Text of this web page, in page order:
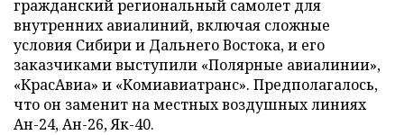
гражданский региональный самолет для
внутренних авиалиний, включая сложные
условия Сибири и Дальнего Востока, и его
заказчиками выступили «Полярные авиалинии»,
«КрасАвиа» и «Комиавиатранс». Предполагалось,
что он заменит на местных воздушных линиях
Ан-24, Ан-26, Як-40.